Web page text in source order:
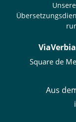
Square de
Aus